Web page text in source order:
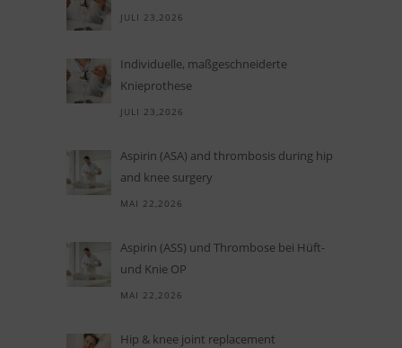
JULI 23,2026
In­di­vi­du­elle, maß­ge­schnei­derte
Knieprothese
JULI 23,2026
Aspirin (ASA) and thrombosis during hip
and knee surgery
MAI 22,2026
Aspi­rin (ASS) und Throm­bose bei Hüft-
und Knie OP
MAI 22,2026
Hip & knee joint replacement